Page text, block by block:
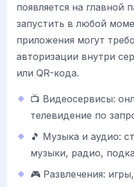
появляется на главной
запустить в любой
приложения могут
авторизации внутри
или QR-кода.
📺 Видеосервисы:
телевидение по
🎵 Музыка и аудио:
музыки, радио,
🎮 Развлечения: